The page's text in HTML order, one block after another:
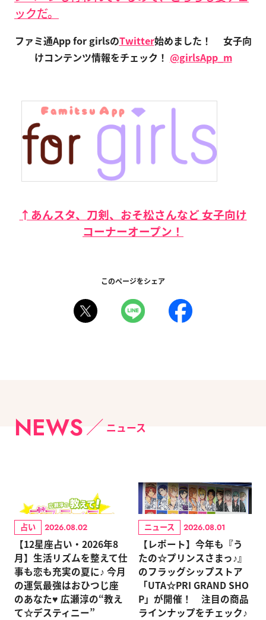
ックだ。
ファミ通App for girlsのTwitter始めました！
女子向
けコンテンツ情報をチェック！ @girlsApp_m
↑あんスタ、刀剣、おそ松さんなど 女子向け
コーナーオープン！
このページをシェア
NEWS ニュース
占い 2026.08.02
【12星座占い・2026年8
月】生活リズムを整えて仕
事も恋も充実の夏に♪ 今月
の運気最強はおひつじ座
のあなた♥ 広瀬淳の“教え
て☆デスティニー”
ニュース 2026.08.01
【レポート】今年も『う
たの☆プリンスさまっ♪』
のフラッグシップストア
「UTA☆PRI GRAND SHO
P」が開催！ 注目の商品
ラインナップをチェック♪